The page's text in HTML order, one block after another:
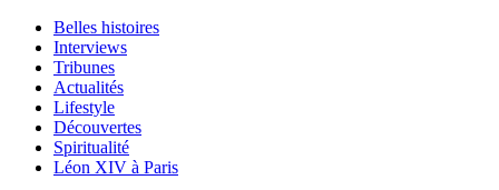
Belles histoires
Interviews
Tribunes
Actualités
Lifestyle
Découvertes
Spiritualité
Léon XIV à Paris